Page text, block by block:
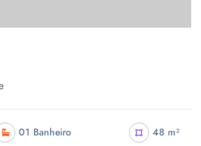
01 Banheiro 48 m²